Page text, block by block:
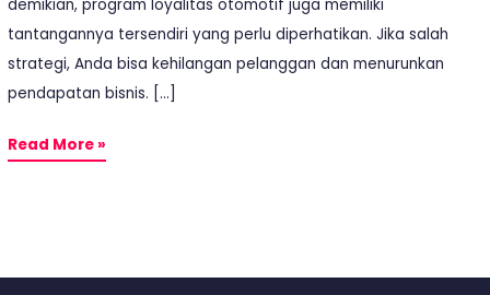
demikian, program loyalitas otomotif juga memiliki
tantangannya tersendiri yang perlu diperhatikan. Jika salah
strategi, Anda bisa kehilangan pelanggan dan menurunkan
pendapatan bisnis. […]
Read More »